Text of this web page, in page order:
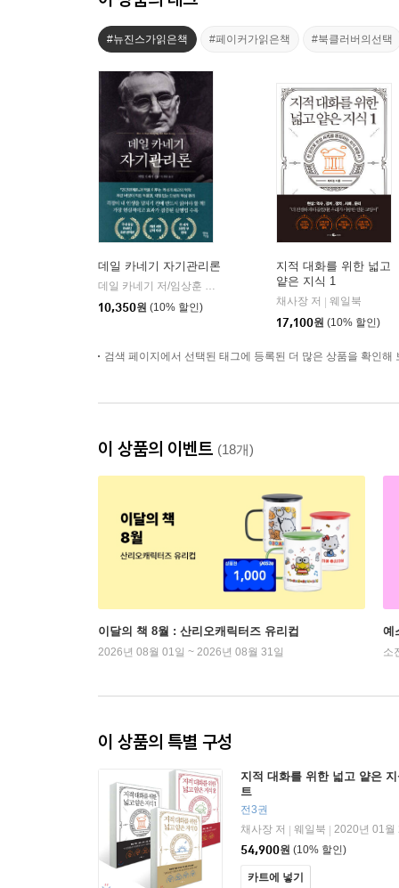
#뉴진스가읽은책 #페이커가읽은책 #북클러버의선택
데일 카네기 자기관리론
데일 카네기 저/임상훈 역
10,350원 (10% 할인)
지적 대화를 위한 넓고
얕은 지식 1
채사장 저
웨일북
17,100원 (10% 할인)
검색 페이지에서 선택된 태그에 등록된 더 많은 상품을 확인해
이 상품의 이벤트 (18개)
이달의 책 8월 : 산리오캐릭터즈 유리컵
2026년 08월 01일 ~ 2026년 08월 31일
예
소
이 상품의 특별 구성
지적 대화를 위한 넓고 얕은
트
전3권
채사장 저
웨일북
2020년 01월
54,900원 (10% 할인)
카트에 넣기